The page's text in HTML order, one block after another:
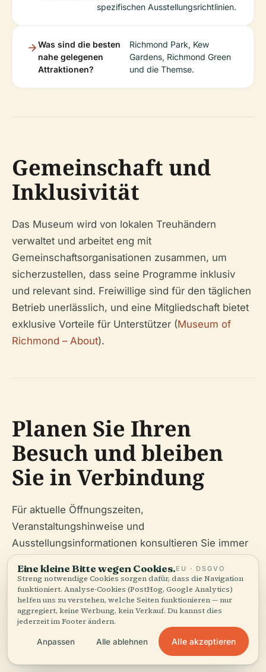
spezifischen Ausstellungsrichtlinien.
Was sind die besten
nahe gelegenen
Attraktionen?
Richmond Park, Kew
Gardens, Richmond Green
und die Themse.
Gemeinschaft und
Inklusivität
Das Museum wird von lokalen Treuhändern
verwaltet und arbeitet eng mit
Gemeinschaftsorganisationen zusammen, um
sicherzustellen, dass seine Programme inklusiv
und relevant sind. Freiwillige sind für den täglichen
Betrieb unerlässlich, und eine Mitgliedschaft bietet
exklusive Vorteile für Unterstützer (Museum of
Richmond – About).
Planen Sie Ihren
Besuch und bleiben
Sie in Verbindung
Für aktuelle Öffnungszeiten,
Veranstaltungshinweise und
Ausstellungsinformationen konsultieren Sie immer
die
und folgen Sie seinen Social-Media-Kanälen.
Laden Sie die Audiala-App für Audioguides und
personalisierte kulturelle Empfehlungen herunter.
Eine kleine Bitte wegen Cookies.EU · DSGVO
Streng notwendige Cookies sorgen dafür, dass die Navigation
funktioniert. Analyse-Cookies (PostHog, Google Analytics)
helfen uns zu verstehen, welche Seiten funktionieren — nur
aggregiert, keine Werbung, kein Verkauf. Du kannst dies
jederzeit im Footer ändern.
Anpassen Alle ablehnen Alle akzeptieren